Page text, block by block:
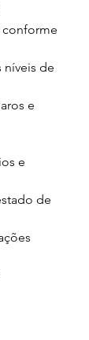
níveis de
e
e
de